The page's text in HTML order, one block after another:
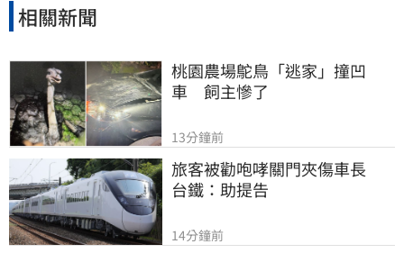
相關新聞
桃園農場鴕鳥「逃家」撞凹
車　飼主慘了
13分鐘前
旅客被勸咆哮關門夾傷車長
台鐵：助提告
14分鐘前